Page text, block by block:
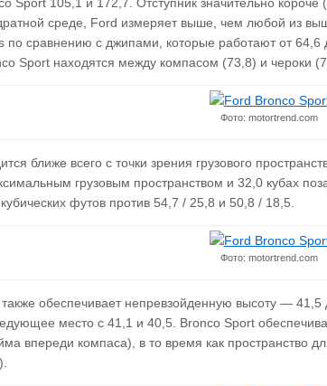
среде, Ford измеряет выше, чем любой из
по сравнению с джипами, которые работают от
Sport находятся между компасом (73,8) и чероки
Фото: motortrend.com
ближе всего с точки зрения грузового
грузовым пространством и 32,0 кубах
футов против 54,7 / 25,8 и 50,8 / 18,5.
Фото: motortrend.com
обеспечивает непревзойденную высоту —
место с 41,1 и 40,5. Bronco Sport
впереди компаса), в то время как пространство